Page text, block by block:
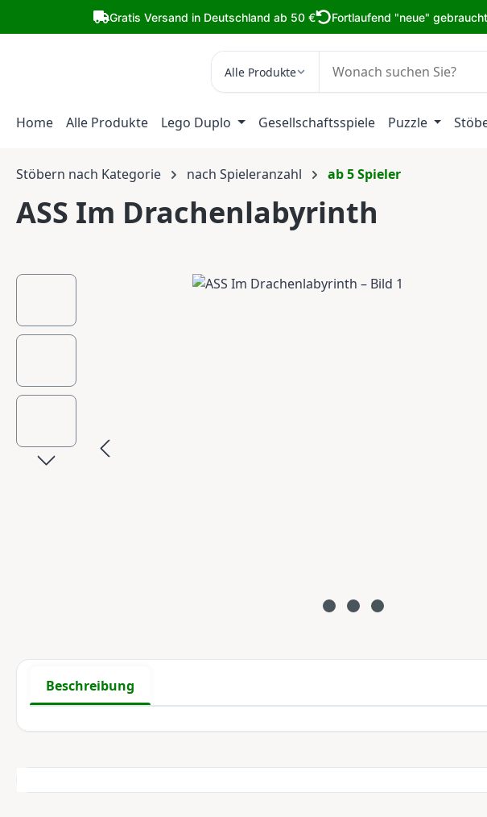
Hauptinhalt springen
Zur Suche springen
Zur Hauptnavigation springen
Gratis Versand in Deutschland ab 50 € Fortlaufend "neue"
Alle Produkte
Home Alle Produkte Lego Duplo Gesellschaftsspiele Puzzle
Stöbern nach Kategorie nach Spieleranzahl ab 5 Spieler
ASS Im Drachenlabyrinth
Bildergalerie überspringen
Beschreibung